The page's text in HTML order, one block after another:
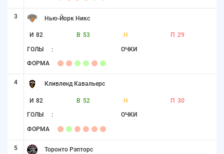
3 Нью-Йорк Никс
И 82 В 53 Н П 29
ГОЛЫ : ОЧКИ
ФОРМА
4 Кливленд Кавальерс
И 82 В 52 Н П 30
ГОЛЫ : ОЧКИ
ФОРМА
5 Торонто Рэпторс